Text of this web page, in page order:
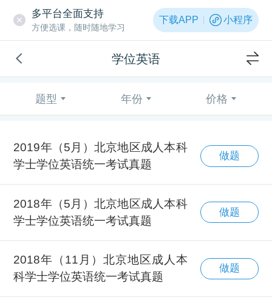
多平台全面支持
方便选课，随时随地学习
下载APP 小程序
学位英语
题型 年份 价格
2019年（5月）北京地区成人本科
学士学位英语统一考试真题
做题
2018年（5月）北京地区成人本科
学士学位英语统一考试真题
做题
2018年（11月）北京地区成人本
科学士学位英语统一考试真题
做题